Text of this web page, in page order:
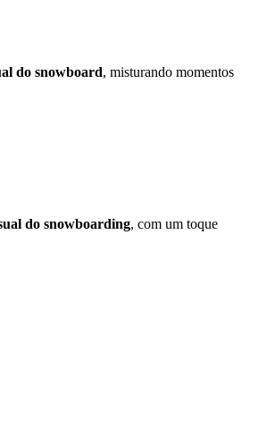
do snowboard, misturando momentos
do snowboarding, com um toque